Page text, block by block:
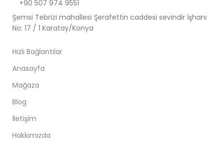
+90 507 974 9551
Şemsi Tebrizi mahallesi Şerafettin caddesi sevindir İşhanı
No: 17 / 1 Karatay/Konya
Hızlı Bağlantılar
Anasayfa
Mağaza
Blog
İletişim
Hakkımızda